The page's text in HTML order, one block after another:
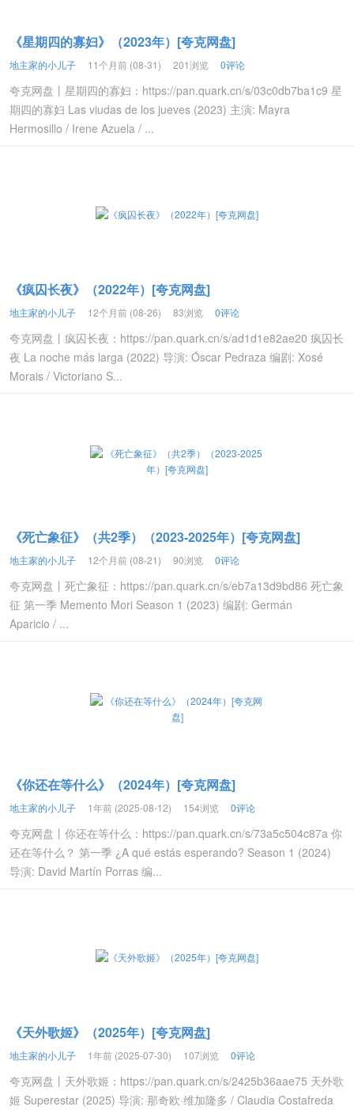
《星期四的寡妇》（2023年）[夸克网盘]
地主家的小儿子 11个月前 (08-31) 201浏览 0评论
夸克网盘丨星期四的寡妇：https://pan.quark.cn/s/03c0db7ba1c9 星
期四的寡妇 Las viudas de los jueves (2023) 主演: Mayra
Hermosillo / Irene Azuela / ...
《疯囚长夜》（2022年）[夸克网盘]
地主家的小儿子 12个月前 (08-26) 83浏览 0评论
夸克网盘丨疯囚长夜：https://pan.quark.cn/s/ad1d1e82ae20 疯囚长
夜 La noche más larga (2022) 导演: Óscar Pedraza 编剧: Xosé
Morais / Victoriano S...
《死亡象征》（共2季）（2023-2025年）[夸克网盘]
地主家的小儿子 12个月前 (08-21) 90浏览 0评论
夸克网盘丨死亡象征：https://pan.quark.cn/s/eb7a13d9bd86 死亡象
征 第一季 Memento Mori Season 1 (2023) 编剧: Germán
Aparicio / ...
《你还在等什么》（2024年）[夸克网盘]
地主家的小儿子 1年前 (2025-08-12) 154浏览 0评论
夸克网盘丨你还在等什么：https://pan.quark.cn/s/73a5c504c87a 你
还在等什么？ 第一季 ¿A qué estás esperando? Season 1 (2024)
导演: David Martín Porras 编...
《天外歌姬》（2025年）[夸克网盘]
地主家的小儿子 1年前 (2025-07-30) 107浏览 0评论
夸克网盘丨天外歌姬：https://pan.quark.cn/s/2425b36aae75 天外歌
姬 Superestar (2025) 导演: 那奇欧·维加隆多 / Claudia Costafreda